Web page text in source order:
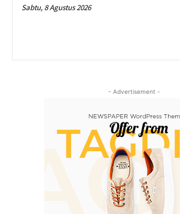
Sabtu, 8 Agustus 2026
- Advertisement -